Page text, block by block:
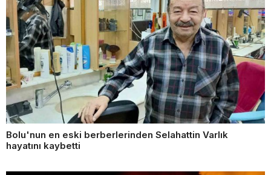
Bolu'nun en eski berberlerinden Selahattin Varlık
hayatını kaybetti